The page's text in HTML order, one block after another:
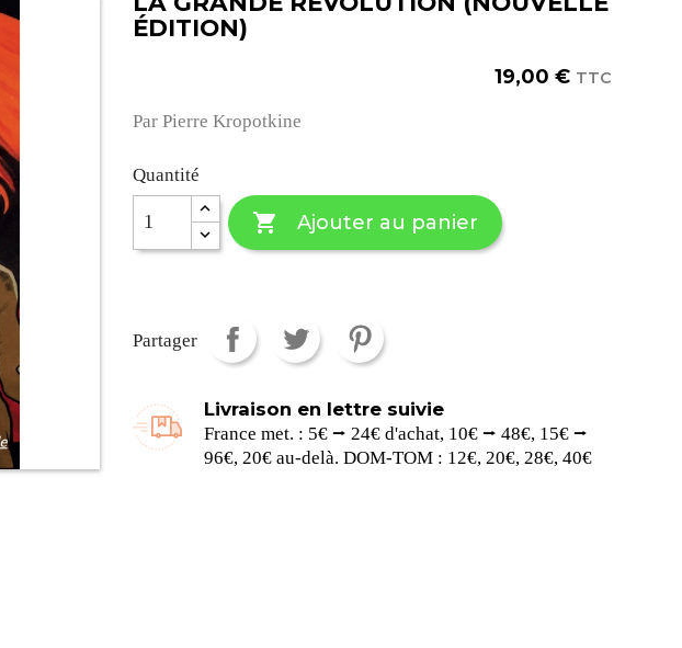
ÉDITION)
19,00 € TTC
Par Pierre Kropotkine
Quantité
 Ajouter au panier
Partager
Livraison en lettre suivie
France met. : 5€ ⭢ 24€ d'achat, 10€ ⭢ 48€, 15€ ⭢
96€, 20€ au-delà. DOM-TOM : 12€, 20€, 28€, 40€